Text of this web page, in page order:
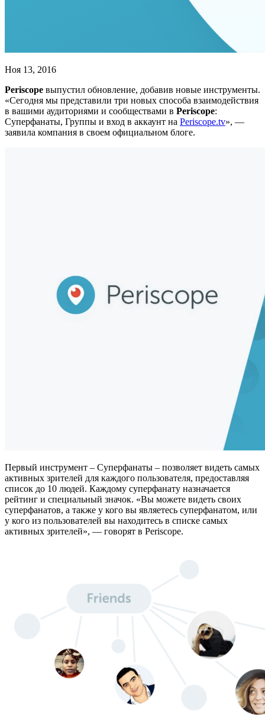
Ноя 13, 2016
Periscope выпустил обновление, добавив новые инструменты.
«Сегодня мы представили три новых способа взаимодействия
в вашими аудиториями и сообществами в Periscope:
Суперфанаты, Группы и вход в аккаунт на Periscope.tv», —
заявила компания в своем официальном блоге.
Первый инструмент – Суперфанаты – позволяет видеть самых
активных зрителей для каждого пользователя, предоставляя
список до 10 людей. Каждому суперфанату назначается
рейтинг и специальный значок. «Вы можете видеть своих
суперфанатов, а также у кого вы являетесь суперфанатом, или
у кого из пользователей вы находитесь в списке самых
активных зрителей», — говорят в Periscope.